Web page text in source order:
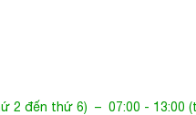
2 đến thứ 6) – 07:00 - 13:00